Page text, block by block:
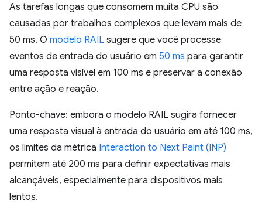
As tarefas longas que consomem muita CPU são
causadas por trabalhos complexos que levam mais de
50 ms. O modelo RAIL sugere que você processe
eventos de entrada do usuário em 50 ms para garantir
uma resposta visível em 100 ms e preservar a conexão
entre ação e reação.
Ponto-chave: embora o modelo RAIL sugira fornecer
uma resposta visual à entrada do usuário em até 100 ms,
os limites da métrica Interaction to Next Paint (INP)
permitem até 200 ms para definir expectativas mais
alcançáveis, especialmente para dispositivos mais
lentos.